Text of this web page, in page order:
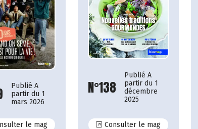
Publié A
partir du 1
mars 2026
le magN°139
N°138
Publié A
partir du 1
décembre
2025
Consulter le magN°138